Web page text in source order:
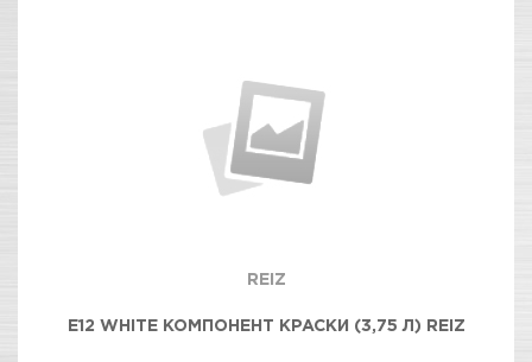
REIZ
E12 WHITE КОМПОНЕНТ КРАСКИ (3,75 Л) REIZ